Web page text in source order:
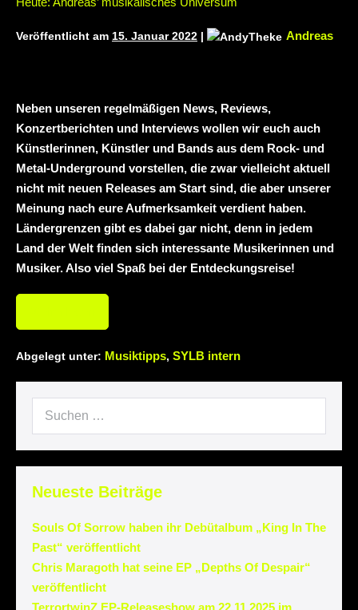
22.11.2025 im Parkhaus Meiderich,
Independence“ Necrotic Woods,
Vendul und Altruist am 24.10.2025 im
ROTTSTR5-THEATER, Bochum
Veröffentlicht am 15. Januar 2022 | Andreas
Neben unseren regelmäßigen News, Reviews,
Konzertberichten und Interviews wollen wir euch auch
Künstlerinnen, Künstler und Bands aus dem Rock- und
Metal-Underground vorstellen, die zwar vielleicht aktuell
nicht mit neuen Releases am Start sind, die aber unserer
Meinung nach eure Aufmerksamkeit verdient haben.
Ländergrenzen gibt es dabei gar nicht, denn in jedem
Land der Welt finden sich interessante Musikerinnen und
Musiker. Also viel Spaß bei der Entdeckungsreise!
Abgelegt unter: Musiktipps, SYLB intern
Neueste Beiträge
Souls Of Sorrow haben ihr Debütalbum „King In The
Past“ veröffentlicht
Chris Maragoth hat seine EP „Depths Of Despair“
veröffentlicht
TerrortwinZ EP-Releaseshow am 22.11.2025 im